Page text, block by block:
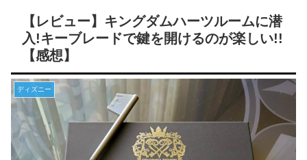
【レビュー】キングダムハーツルームに潜
入!キーブレードで鍵を開けるのが楽しい!!
【感想】
ディズニー